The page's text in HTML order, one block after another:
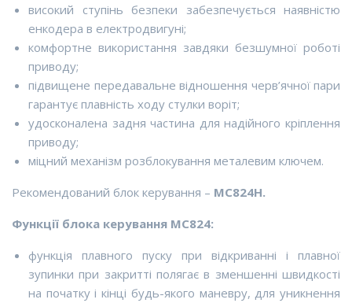
високий ступінь безпеки забезпечується наявністю
енкодера в електродвигуні;
комфортне використання завдяки безшумної роботі
приводу;
підвищене передавальне відношення черв’ячної пари
гарантує плавність ходу стулки воріт;
удосконалена задня частина для надійного кріплення
приводу;
міцний механізм розблокування металевим ключем.
Рекомендований блок керування – MC824H.
Функції блока керування MC824:
функція плавного пуску при відкриванні і плавної
зупинки при закритті полягає в зменшенні швидкості
на початку і кінці будь-якого маневру, для уникнення